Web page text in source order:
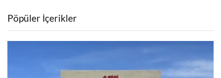
Pöpüler İçerikler